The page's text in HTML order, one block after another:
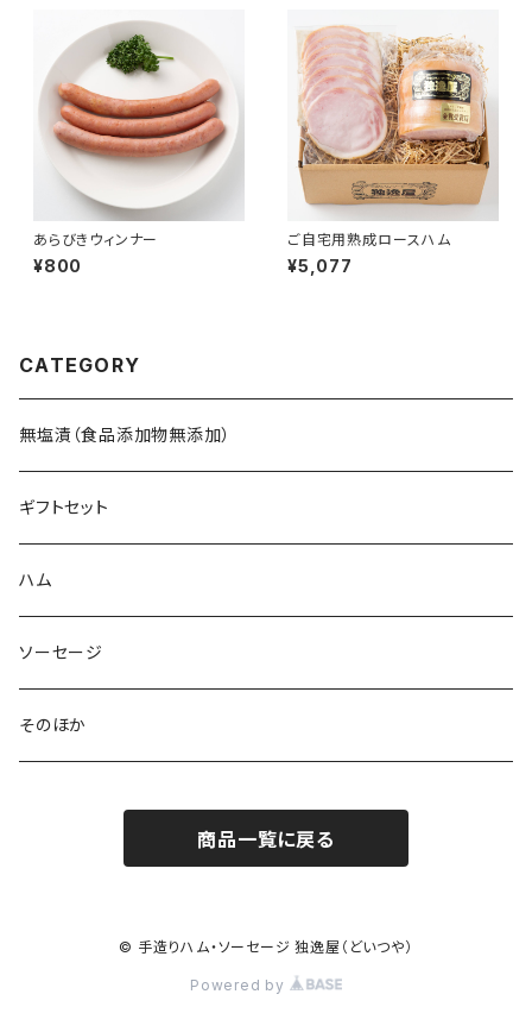
あらびきウィンナー
¥800
ご自宅用熟成ロースハム
¥5,077
CATEGORY
無塩漬（食品添加物無添加）
ギフトセット
ハム
ソーセージ
そのほか
商品一覧に戻る
© 手造りハム・ソーセージ 独逸屋（どいつや）
Powered by